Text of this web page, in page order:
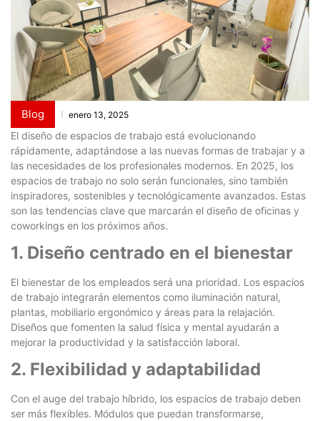
Blog enero 13, 2025
El diseño de espacios de trabajo está evolucionando
rápidamente, adaptándose a las nuevas formas de trabajar y a
las necesidades de los profesionales modernos. En 2025, los
espacios de trabajo no solo serán funcionales, sino también
inspiradores, sostenibles y tecnológicamente avanzados. Estas
son las tendencias clave que marcarán el diseño de oficinas y
coworkings en los próximos años.
1. Diseño centrado en el bienestar
El bienestar de los empleados será una prioridad. Los espacios
de trabajo integrarán elementos como iluminación natural,
plantas, mobiliario ergonómico y áreas para la relajación.
Diseños que fomenten la salud física y mental ayudarán a
mejorar la productividad y la satisfacción laboral.
2. Flexibilidad y adaptabilidad
Con el auge del trabajo híbrido, los espacios de trabajo deben
ser más flexibles. Módulos que puedan transformarse,